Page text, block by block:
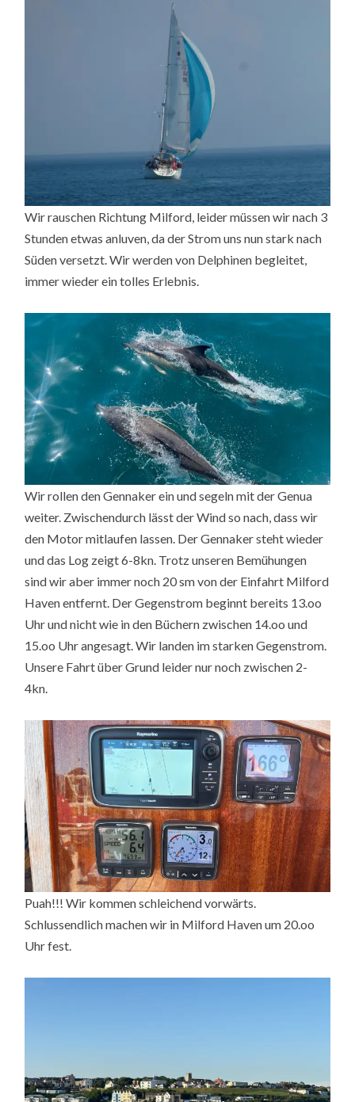
Wir rauschen Richtung Milford, leider müssen wir nach 3
Stunden etwas anluven, da der Strom uns nun stark nach
Süden versetzt. Wir werden von Delphinen begleitet,
immer wieder ein tolles Erlebnis.
Wir rollen den Gennaker ein und segeln mit der Genua
weiter. Zwischendurch lässt der Wind so nach, dass wir
den Motor mitlaufen lassen. Der Gennaker steht wieder
und das Log zeigt 6-8kn. Trotz unseren Bemühungen
sind wir aber immer noch 20 sm von der Einfahrt Milford
Haven entfernt. Der Gegenstrom beginnt bereits 13.oo
Uhr und nicht wie in den Büchern zwischen 14.oo und
15.oo Uhr angesagt. Wir landen im starken Gegenstrom.
Unsere Fahrt über Grund leider nur noch zwischen 2-
4kn.
Puah!!! Wir kommen schleichend vorwärts.
Schlussendlich machen wir in Milford Haven um 20.oo
Uhr fest.